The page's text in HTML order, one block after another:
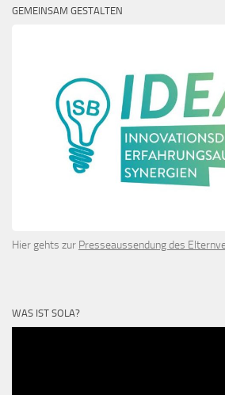
GEMEINSAM GESTALTEN
Hier gehts zur Presseaussendung des
WAS IST SOLA?